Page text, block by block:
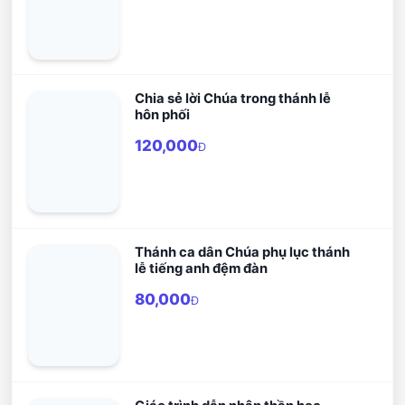
Chia sẻ lời Chúa trong thánh lễ
hôn phối
120,000Đ
Thánh ca dân Chúa phụ lục thánh
lễ tiếng anh đệm đàn
80,000Đ